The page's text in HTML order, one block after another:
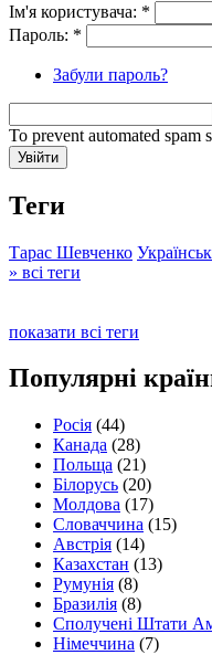
Ім'я користувача: *
Пароль: *
Забули пароль?
To prevent automated spam
Теги
Тарас Шевченко
» всі теги
показати всі теги
Популярні
Росія (44)
Канада (28)
Польща (21)
Білорусь (20)
Молдова (17)
Словаччина (15)
Австрія (14)
Казахстан (13)
Румунія (8)
Бразилія (8)
Сполучені Штати
Німеччина (7)